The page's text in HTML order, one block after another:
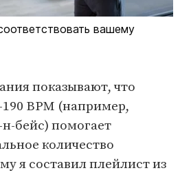
вашему
показывают, что
BPM (например,
бейс) помогает
количество
я составил плейлист из